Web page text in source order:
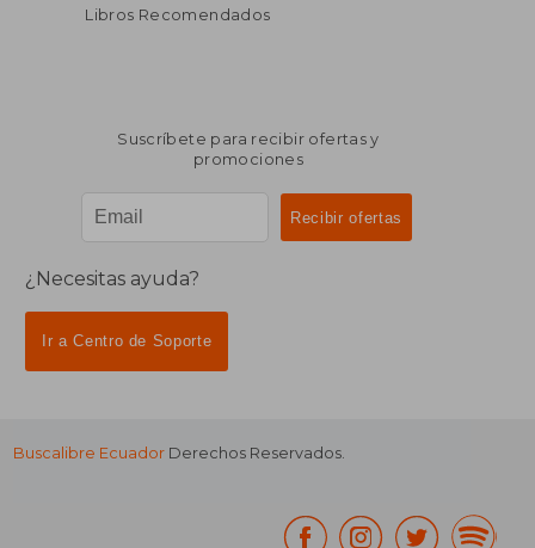
Libros Recomendados
Suscríbete para recibir ofertas y
promociones
¿Necesitas ayuda?
Ir a Centro de Soporte
Buscalibre Ecuador Derechos Reservados.